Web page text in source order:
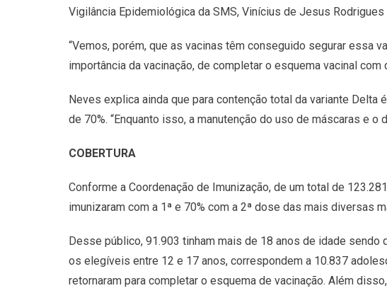
Vigilância Epidemiológica da SMS, Vinícius de Jesus
“Vemos, porém, que as vacinas têm conseguido segurar essa
importância da vacinação, de completar o esquema vacinal
Neves explica ainda que para contenção total da variante
de 70%. “Enquanto isso, a manutenção do uso de máscaras e
COBERTURA
Conforme a Coordenação de Imunização, de um total de
imunizaram com a 1ª e 70% com a 2ª dose das mais diversas
Desse público, 91.903 tinham mais de 18 anos de idade sendo
os elegíveis entre 12 e 17 anos, correspondem a 10.837
retornaram para completar o esquema de vacinação. Além